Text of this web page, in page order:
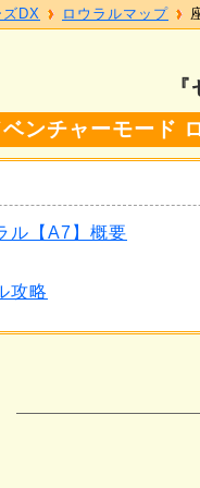
ンチャーモード
ル【A7】概要
攻略
DX ロウラルマップ